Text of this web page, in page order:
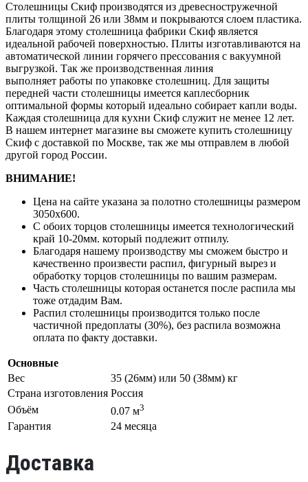
Столешницы Скиф производятся из древесностружечной
плиты толщиной 26 или 38мм и покрываются слоем пластика.
Благодаря этому столешница фабрики Скиф является
идеальной рабочей поверхностью. Плиты изготавливаются на
автоматической линии горячего прессования с вакуумной
выгрузкой. Так же производственная линия
выполняет работы по упаковке столешниц. Для защиты
передней части столешницы имеется каплесборник
оптимальной формы который идеально собирает капли воды.
Каждая столешница для кухни Скиф служит не менее 12 лет.
В нашем интернет магазине вы сможете купить столешницу
Скиф с доставкой по Москве, так же мы отправлем в любой
другой город России.
ВНИМАНИЕ!
Цена на сайте указана за полотно столешницы размером
3050х600.
С обоих торцов столешницы имеется технологический
край 10-20мм. который подлежит отпилу.
Благодаря нашему производству мы сможем быстро и
качественно произвести распил, фигурный вырез и
обработку торцов столешницы по вашим размерам.
Часть столешницы которая останется после распила мы
тоже отдадим Вам.
Распил столешницы производится только после
частичной предоплаты (30%), без распила возможна
оплата по факту доставки.
Основные
Вес
35 (26мм) или 50 (38мм) кг
Страна изготовления Россия
Объём
0.07 м3
Гарантия 24 месяца
Доставка